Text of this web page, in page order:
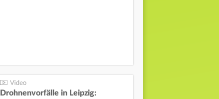
Drohnenvorfälle in Leipzig: